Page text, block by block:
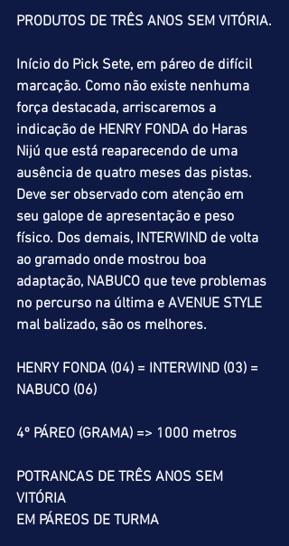
PRODUTOS DE TRÊS ANOS SEM VITÓRIA.
Início do Pick Sete, em páreo de difícil
marcação. Como não existe nenhuma
força destacada, arriscaremos a
indicação de HENRY FONDA do Haras
Nijú que está reaparecendo de uma
ausência de quatro meses das pistas.
Deve ser observado com atenção em
seu galope de apresentação e peso
físico. Dos demais, INTERWIND de volta
ao gramado onde mostrou boa
adaptação, NABUCO que teve problemas
no percurso na última e AVENUE STYLE
mal balizado, são os melhores.
HENRY FONDA (04) = INTERWIND (03) =
NABUCO (06)
4º PÁREO (GRAMA) => 1000 metros
POTRANCAS DE TRÊS ANOS SEM
VITÓRIA
EM PÁREOS DE TURMA